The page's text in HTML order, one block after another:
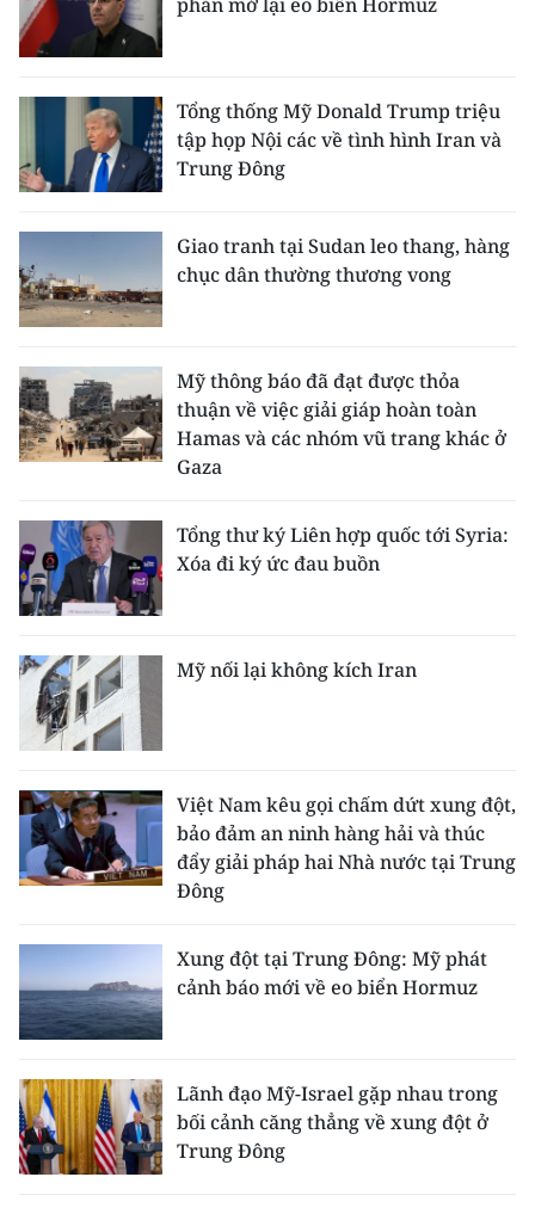
phán mở lại eo biển Hormuz
Tổng thống Mỹ Donald Trump triệu
tập họp Nội các về tình hình Iran và
Trung Đông
Giao tranh tại Sudan leo thang, hàng
chục dân thường thương vong
Mỹ thông báo đã đạt được thỏa
thuận về việc giải giáp hoàn toàn
Hamas và các nhóm vũ trang khác ở
Gaza
Tổng thư ký Liên hợp quốc tới Syria:
Xóa đi ký ức đau buồn
Mỹ nối lại không kích Iran
Việt Nam kêu gọi chấm dứt xung đột,
bảo đảm an ninh hàng hải và thúc
đẩy giải pháp hai Nhà nước tại Trung
Đông
Xung đột tại Trung Đông: Mỹ phát
cảnh báo mới về eo biển Hormuz
Lãnh đạo Mỹ-Israel gặp nhau trong
bối cảnh căng thẳng về xung đột ở
Trung Đông